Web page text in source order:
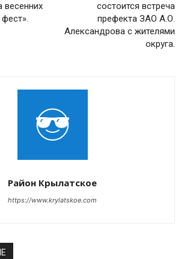
весенних
состоится встреча
префекта ЗАО А.О.
Александрова с жителями
округа.
Район Крылатское
https://www.krylatskoe.com